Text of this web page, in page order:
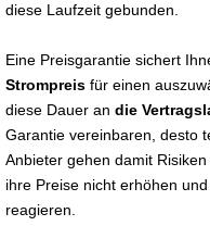
diese Laufzeit gebunden.
Eine Preisgarantie sichert
Strompreis für einen
diese Dauer an die
Garantie vereinbaren, desto
Anbieter gehen damit
ihre Preise nicht erhöhen
reagieren.